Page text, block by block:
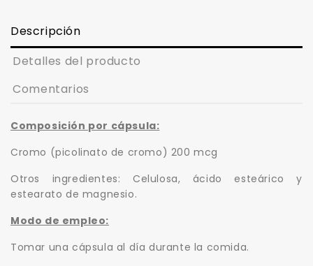
Descripción
Detalles del producto
Comentarios
Composición por cápsula:
Cromo (picolinato de cromo) 200 mcg
Otros ingredientes: Celulosa, ácido esteárico y
estearato de magnesio.
Modo de empleo:
Tomar una cápsula al día durante la comida.